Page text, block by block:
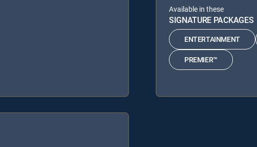
Available in these
SIGNATURE PACKAGES
ENTERTAINMENT
PREMIER™